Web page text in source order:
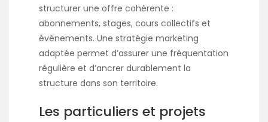
structurer une offre cohérente :
abonnements, stages, cours collectifs et
événements. Une stratégie marketing
adaptée permet d’assurer une fréquentation
régulière et d’ancrer durablement la
structure dans son territoire.
Les particuliers et projets